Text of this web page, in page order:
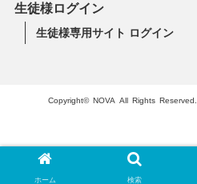
ホーム 検索
生徒様ログイン
生徒様専用サイト ログイン
Copyright© NOVA All Rights Reserved.